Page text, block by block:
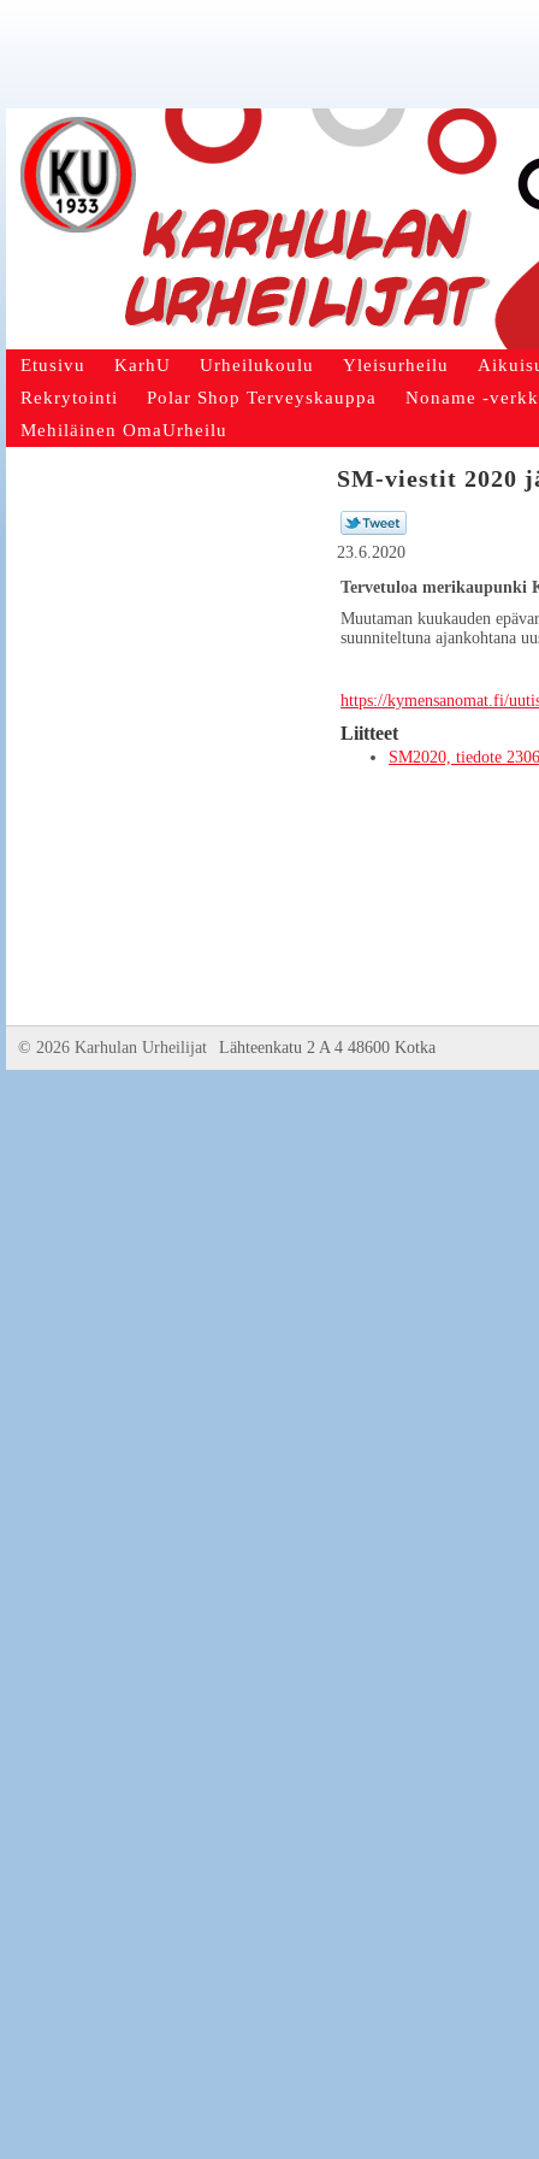
Etusivu KarhU Urheilukoulu Yleisurheilu
Rekrytointi
Polar Shop Terveyskauppa
Noname -
Mehiläinen OmaUrheilu
SM-viestit 2020
23.6.2020
Tervetuloa merikaupunki
Muutaman kuukauden
suunniteltuna ajankohtana
https://kymensanomat.fi/
Liitteet
SM2020, tiedote
© 2026 Karhulan Urheilijat Lähteenkatu 2 A 4 48600 Kotka